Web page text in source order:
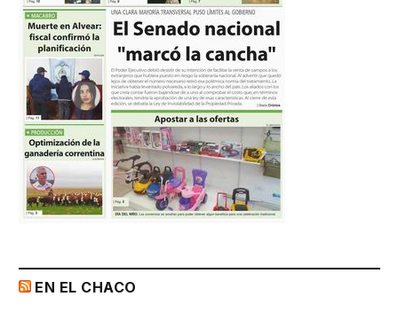
EN EL CHACO